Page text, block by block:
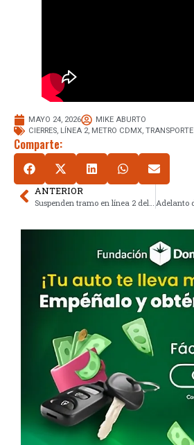
MAYO 24, 2026
MIKE ABURTO
CIERRES, LÍNEA 2, METRO CDMX, TRANSPORTE
Comparte:
ANTERIOR